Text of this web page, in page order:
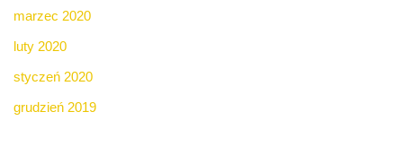
marzec 2020
luty 2020
styczeń 2020
grudzień 2019